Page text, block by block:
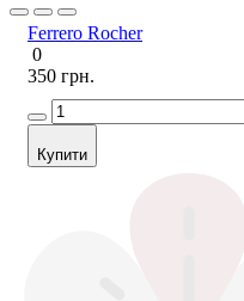
Ferrero Rocher
0
350 грн.
Купити